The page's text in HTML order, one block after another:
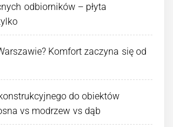
odbiorników – płyta
Komfort zaczyna się od
do obiektów
vs modrzew vs dąb